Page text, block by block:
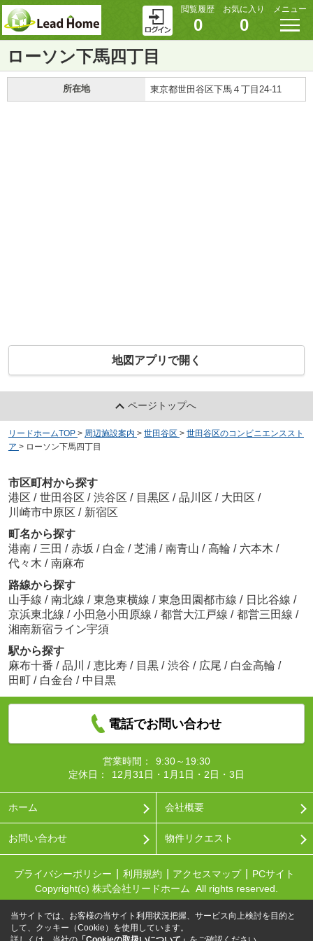
閲覧履歴
0
お気に入り
0
メニュー
ローソン下馬四丁目
所在地 東京都世田谷区下馬４丁目24-11
地図アプリで開く
ページトップへ
リードホームTOP > 周辺施設案内 > 世田谷区 > 世田谷区のコンビニエンススト
ア > ローソン下馬四丁目
市区町村から探す
港区 / 世田谷区 / 渋谷区 / 目黒区 / 品川区 / 大田区 /
川崎市中原区 / 新宿区
町名から探す
港南 / 三田 / 赤坂 / 白金 / 芝浦 / 南青山 / 高輪 / 六本木 /
代々木 / 南麻布
路線から探す
山手線 / 南北線 / 東急東横線 / 東急田園都市線 / 日比谷線 /
京浜東北線 / 小田急小田原線 / 都営大江戸線 / 都営三田線 /
湘南新宿ライン宇須
駅から探す
麻布十番 / 品川 / 恵比寿 / 目黒 / 渋谷 / 広尾 / 白金高輪 /
田町 / 白金台 / 中目黒
電話でお問い合わせ
営業時間：
9:30～19:30
定休日：
12月31日・1月1日・2日・3日
ホーム 会社概要
お問い合わせ 物件リクエスト
プライバシーポリシー 利用規約 アクセスマップ
PCサイト
Copyright(c) 株式会社リードホーム All rights reserved.
当サイトでは、お客様の当サイト利用状況把握、サービス向上検討を目的と
して、クッキー（Cookie）を使用しています。